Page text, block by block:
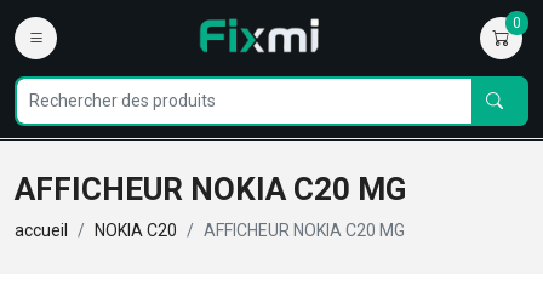
0
AFFICHEUR NOKIA C20 MG
accueil NOKIA C20 AFFICHEUR NOKIA C20 MG